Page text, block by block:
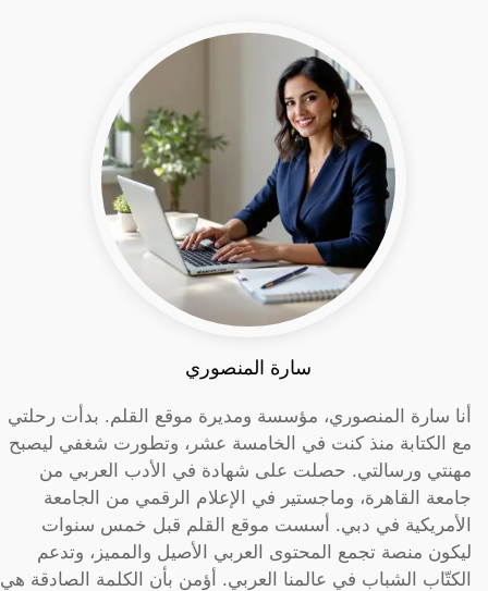
سارة المنصوري
أنا سارة المنصوري، مؤسسة ومديرة موقع القلم. بدأت رحلتي
مع الكتابة منذ كنت في الخامسة عشر، وتطورت شغفي ليصبح
مهنتي ورسالتي. حصلت على شهادة في الأدب العربي من
جامعة القاهرة، وماجستير في الإعلام الرقمي من الجامعة
الأمريكية في دبي. أسست موقع القلم قبل خمس سنوات
ليكون منصة تجمع المحتوى العربي الأصيل والمميز، وتدعم
الكتّاب الشباب في عالمنا العربي. أؤمن بأن الكلمة الصادقة هي